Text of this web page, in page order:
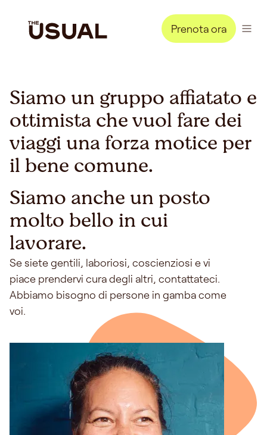
Prenota ora
Siamo un gruppo affiatato e
ottimista che vuol fare dei
viaggi una forza motice per
il bene comune.
Siamo anche un posto
molto bello in cui
lavorare.
Se siete gentili, laboriosi, coscienziosi e vi
piace prendervi cura degli altri, contattateci.
Abbiamo bisogno di persone in gamba come
voi.